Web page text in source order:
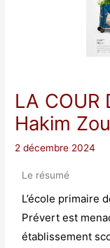
LA COUR
Hakim
2 décembre 2024
Le résumé
L’école primaire
Prévert est
établissement